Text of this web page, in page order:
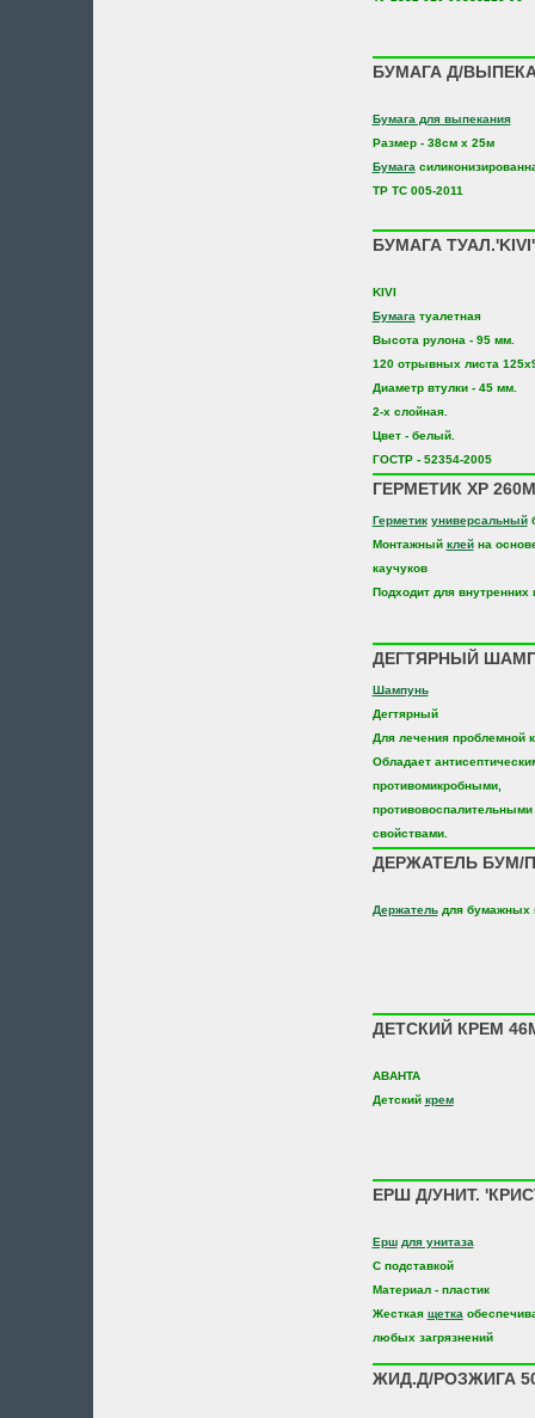
БУМАГА Д/
Бумага для выпекания
Размер - 38см х 25м
Бумага
TP TC 005-2011
БУМАГА
KIVI
Бумага туалетная
Высота рулона - 95 мм.
120 отрывных листа
Диаметр втулки - 45 мм.
2-х слойная.
Цвет - белый.
ГОСТР - 52354-2005
ГЕРМЕТИК XP
Герметик универсальный
Монтажный клейна
каучуков
Подходит для внутренних
ДЕГТЯРНЫЙ
Шампунь
Дегтярный
Для лечения проблемной
Обладает
противомикробными,
свойствами.
ДЕРЖАТЕЛЬ БУМ/
Держательдля бумажных
ДЕТСКИЙ КРЕМ
АВАНТА
Детский крем
ЕРШ Д/УНИТ.
Ерш для унитаза
С подставкой
Материал - пластик
Жесткая щетка
любых загрязнений
ЖИД.Д/РОЗЖИГА